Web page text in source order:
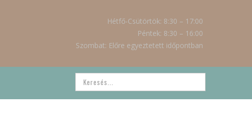
Hétfő-Csütörtök: 8:30 – 17:00
Péntek: 8:30 – 16:00
Szombat: Előre egyeztetett időpontban